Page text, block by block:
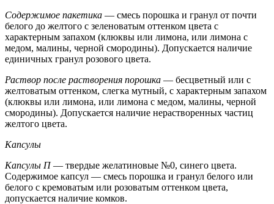
Содержимое пакетика — смесь порошка и гранул от почти
белого до желтого с зеленоватым оттенком цвета с
характерным запахом (клюквы или лимона, или лимона с
медом, малины, черной смородины). Допускается наличие
единичных гранул розового цвета.
Раствор после растворения порошка — бесцветный или с
желтоватым оттенком, слегка мутный, с характерным запахом
(клюквы или лимона, или лимона с медом, малины, черной
смородины). Допускается наличие нерастворенных частиц
желтого цвета.
Капсулы
Капсулы П— твердые желатиновые №0, синего цвета.
Содержимое капсул — смесь порошка и гранул белого или
белого с кремоватым или розоватым оттенком цвета,
допускается наличие комков.